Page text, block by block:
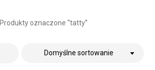
Produkty oznaczone “tatty”
Domyślne sortowanie